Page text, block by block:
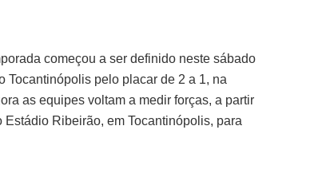
começou a ser definido neste sábado
Tocantinópolis pelo placar de 2 a 1, na
as equipes voltam a medir forças, a partir
Ribeirão, em Tocantinópolis, para